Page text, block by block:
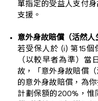
單指定的受益人支付
支援。
意外身故賠償（活然人
若受保人於 (i) 第15
（以較早者為準）當
故，「意外身故賠償
的意外身故賠償，為
計劃保額的200%，惟